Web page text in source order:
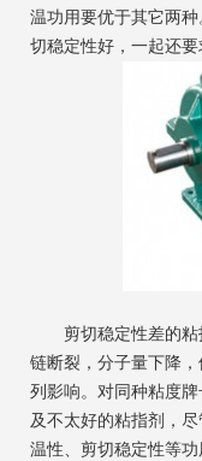
温功用要优于其它两
切稳定性好，一起还要
剪切稳定性差的粘
链断裂，分子量下降
列影响。对同种粘度
及不太好的粘指剂，
温性、剪切稳定性等